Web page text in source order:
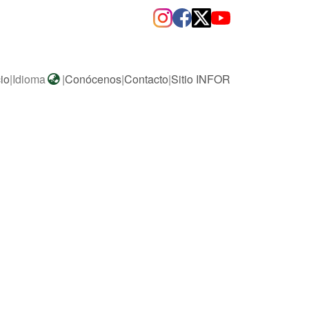
|Idioma |Conócenos|Contacto|Sitio INFOR